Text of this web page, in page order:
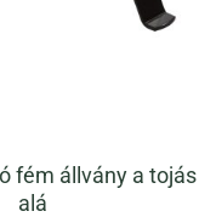
fém állvány a tojás
alá